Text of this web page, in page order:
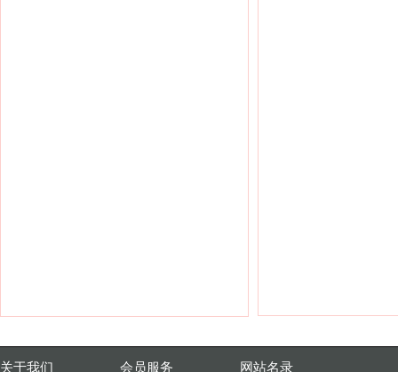
关于我们 会员服务 网站名录